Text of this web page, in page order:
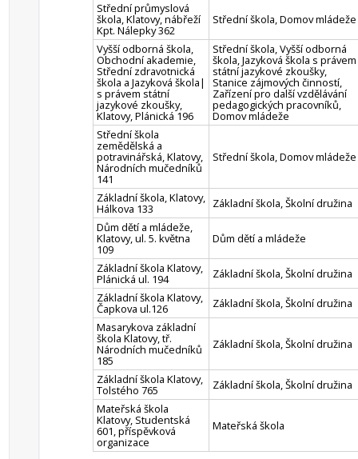
Střední průmyslová
škola, Klatovy, nábřeží
Kpt. Nálepky 362
Střední škola, Domov mládeže
Vyšší odborná škola,
Obchodní akademie,
Střední zdravotnická
škola a Jazyková škola|
s právem státní
jazykové zkoušky,
Klatovy, Plánická 196
Střední škola, Vyšší odborná
škola, Jazyková škola s právem
státní jazykové zkoušky,
Stanice zájmových činností,
Zařízení pro další vzdělávání
pedagogických pracovníků,
Domov mládeže
Střední škola
zemědělská a
potravinářská, Klatovy,
Národních mučedníků
141
Střední škola, Domov mládeže
Základní škola, Klatovy,
Hálkova 133
Základní škola, Školní družina
Dům dětí a mládeže,
Klatovy, ul. 5. května
109
Dům dětí a mládeže
Základní škola Klatovy,
Plánická ul. 194
Základní škola, Školní družina
Základní škola Klatovy,
Čapkova ul.126
Základní škola, Školní družina
Masarykova základní
škola Klatovy, tř.
Národních mučedníků
185
Základní škola, Školní družina
Základní škola Klatovy,
Tolstého 765
Základní škola, Školní družina
Mateřská škola
Klatovy, Studentská
601, příspěvková
organizace
Mateřská škola